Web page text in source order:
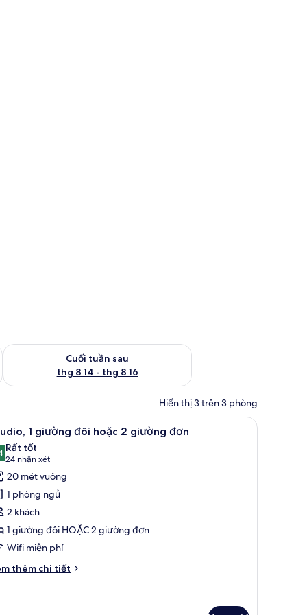
thg 8 7 - thg 8 9
Cuối tuần sau
thg 8 14 - thg 8 16
Kiểm tra lượng phòng cuối tuần tới từ thg 8 14 - thg 8 16
Hiển thị 3 trên 3 phòng
tại phòng, bàn, phòng cách âmBộ đồ giường kháng dị ứng, két bảo mật tại
7 1 giường đôi hoặc 2 giường đơn
trên 10
Rất tốt
24 nhận xét
(24
nhận
xét)
20 mét vuông
1 phòng ngủ
2 khách
1 giường đôi HOẶC 2 giường đơn
Wifi miễn phí
thêm chi tiết